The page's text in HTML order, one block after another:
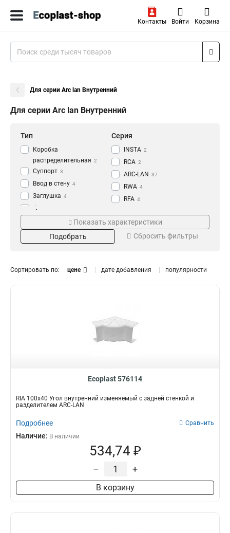
Контакты Войти Корзина
Для серии Arc lan Внутренний
Для серии Arc lan Внутренний
Тип
Коробка
распределительная 2
Суппорт 3
Ввод в стену 4
Заглушка 4
Фиксатор
16
Серия
INSTA 2
RCA 2
ARC-LAN 37
RWA 4
RFA 4
RBA 4
RTA 4
RIA 4
Особенности
4
Плоский 4
Изменяемый
140х75х40мм
100х55мм 16
100х40/55мм
Кол-во модулей
1
4 1
Показать характеристики
Подобрать
Сбросить фильтры
Сортировать по: цене дате добавления популярности
Ecoplast 576114
RIA 100x40 Угол внутренний изменяемый с задней стенкой и
разделителем ARC-LAN
Подробнее Сравнить
Наличие: В наличии
534,74 ₽
– +
В корзину